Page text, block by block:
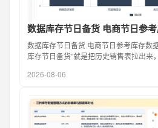
数据库存节日备货 电商节日参
数据库存节日备货 电商节日参考库存数
库存节日备货”就是把历史销售表拉出
2026-08-06